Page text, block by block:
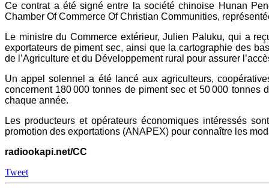
Ce contrat a été signé entre la société chinoise Hunan
Chamber Of Commerce Of Christian Communities,
Le ministre du Commerce extérieur, Julien Paluku, qui a
exportateurs de piment sec, ainsi que la cartographie des
de l’Agriculture et du Développement rural pour assurer
Un appel solennel a été lancé aux agriculteurs,
concernent 180 000 tonnes de piment sec et 50 000
chaque année.
Les producteurs et opérateurs économiques intéressés
promotion des exportations (ANAPEX) pour connaître les
radiookapi.net/CC
Tweet